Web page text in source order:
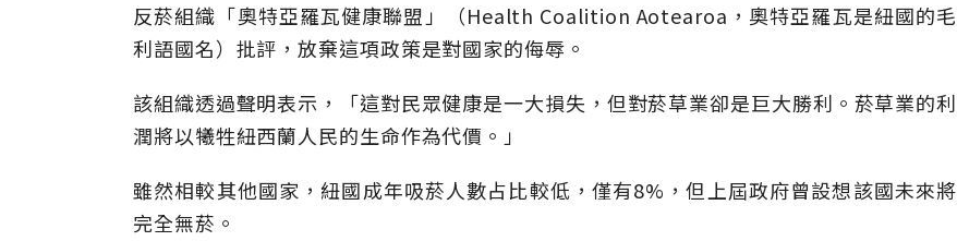
反菸組織「奧特亞羅瓦健康聯盟」（Health Coalition Aotearoa，奧特亞羅瓦是紐國的毛
利語國名）批評，放棄這項政策是對國家的侮辱。
該組織透過聲明表示，「這對民眾健康是一大損失，但對菸草業卻是巨大勝利。菸草業的利
潤將以犧牲紐西蘭人民的生命作為代價。」
雖然相較其他國家，紐國成年吸菸人數占比較低，僅有8%，但上屆政府曾設想該國未來將
完全無菸。